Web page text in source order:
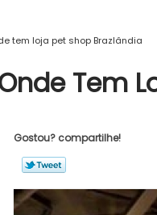
tem loja pet shop Brazlândia
Tem
Gostou? compartilhe!